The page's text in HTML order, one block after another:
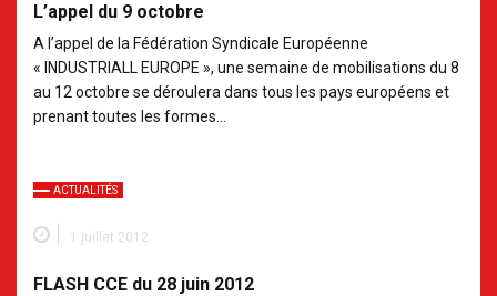
L’appel du 9 octobre
A l’appel de la Fédération Syndicale Européenne
« INDUSTRIALL EUROPE », une semaine de mobilisations du 8
au 12 octobre se déroulera dans tous les pays européens et
prenant toutes les formes…
ACTUALITÉS
1 juillet 2012
FLASH CCE du 28 juin 2012